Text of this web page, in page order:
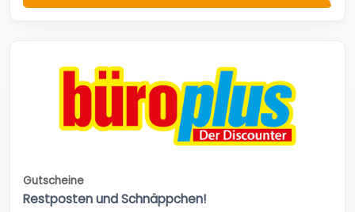
Gutscheine
Restposten und Schnäppchen!